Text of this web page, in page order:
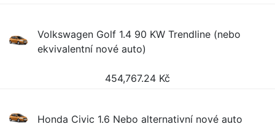
Volkswagen Golf 1.4 90 KW Trendline (nebo
ekvivalentní nové auto)
454,767.24 Kč
Honda Civic 1.6 Nebo alternativní nové auto